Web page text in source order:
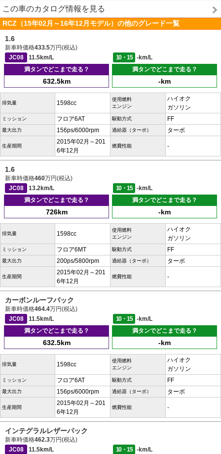
この車のカタログ情報を見る
RCZ（15年02月～16年12月モデル）の他のグレード一覧
1.6
新車時価格433.5万円(税込)
JC08
11.5km/L 10・15
-km/L
満タンでどこまで走る？
632.5km
満タンでどこまで走る？
-km
排気量 1598cc
使用燃料
エンジン
ハイオク
ガソリン
ミッション フロア6AT 駆動方式 FF
最大出力 156ps/6000rpm 過給器（ターボ） ターボ
生産期間
2015年02月～201
6年12月
燃費性能 -
1.6
新車時価格460万円(税込)
JC08
13.2km/L 10・15
-km/L
満タンでどこまで走る？
726km
満タンでどこまで走る？
-km
排気量 1598cc
使用燃料
エンジン
ハイオク
ガソリン
ミッション フロア6MT 駆動方式 FF
最大出力 200ps/5800rpm 過給器（ターボ） ターボ
生産期間
2015年02月～201
6年12月
燃費性能 -
カーボンルーフパック
新車時価格464.4万円(税込)
JC08
11.5km/L 10・15
-km/L
満タンでどこまで走る？
632.5km
満タンでどこまで走る？
-km
排気量 1598cc
使用燃料
エンジン
ハイオク
ガソリン
ミッション フロア6AT 駆動方式 FF
最大出力 156ps/6000rpm 過給器（ターボ） ターボ
生産期間
2015年02月～201
6年12月
燃費性能 -
インテグラルレザーパック
新車時価格462.3万円(税込)
JC08
11.5km/L 10・15
-km/L